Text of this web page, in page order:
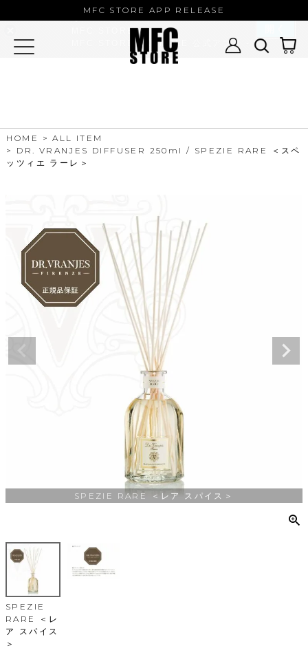
MFC STORE APP RELEASE
HOME
ALL ITEM
DR. VRANJES DIFFUSER 250ml / SPEZIE RARE ＜スペ
ッツィエ ラーレ＞
SPEZIE RARE ＜レア スパイス＞
SPEZIE
RARE ＜レ
ア スパイス
＞
MFC STORE
MFC STORE/EXAMPLE 公式アプリ -
Google Play